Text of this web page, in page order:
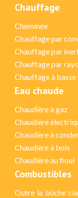
Chauffage
Cheminée
Chauffage par
Chauffage par
Chauffage par
Chauffage à
Eau chaude
Chaudière à gaz
Chaudière
Chaudière à
Chaudière à bois
Chaudière au fioul
Combustibles
Outre la bûche